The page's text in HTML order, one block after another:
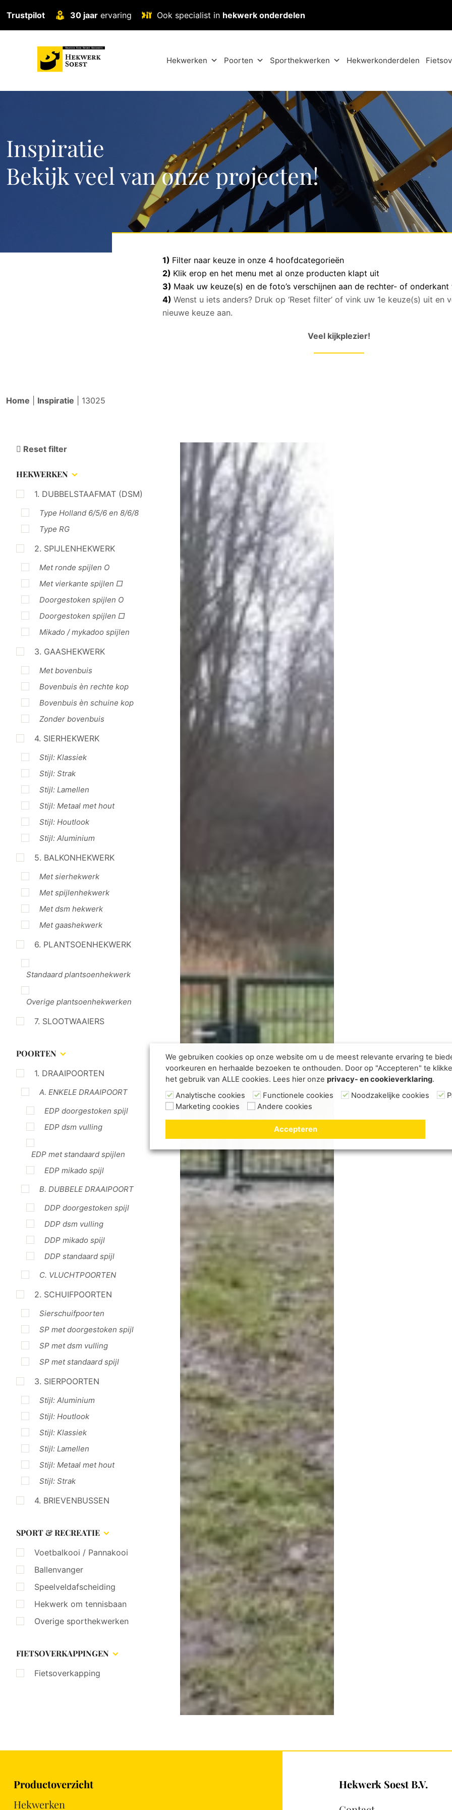
Trustpilot 30 jaar ervaring Ook specialist in hekwerk onderdelen
Hekwerken Poorten Sporthekwerken Hekwerkonderdelen
Inspiratie
Bekijk veel van onze projecten!
1) Filter naar keuze in onze 4 hoofdcategorieën
2) Klik erop en het menu met al onze producten klapt uit
3) Maak uw keuze(s) en de foto’s verschijnen aan de rechter- of onderkant
4) Wenst u iets anders? Druk op ‘Reset filter’ of vink uw 1e keuze(s) uit en
nieuwe keuze aan.
Veel kijkplezier!
Home Inspiratie 13025
Reset filter
HEKWERKEN
1. DUBBELSTAAFMAT (DSM)
Type Holland 6/5/6 en 8/6/8
Type RG
2. SPIJLENHEKWERK
Met ronde spijlen O
Met vierkante spijlen □
Doorgestoken spijlen O
Doorgestoken spijlen □
Mikado / mykadoo spijlen
3. GAASHEKWERK
Met bovenbuis
Bovenbuis èn rechte kop
Bovenbuis èn schuine kop
Zonder bovenbuis
4. SIERHEKWERK
Stijl: Klassiek
Stijl: Strak
Stijl: Lamellen
Stijl: Metaal met hout
Stijl: Houtlook
Stijl: Aluminium
5. BALKONHEKWERK
Met sierhekwerk
Met spijlenhekwerk
Met dsm hekwerk
Met gaashekwerk
6. PLANTSOENHEKWERK
Standaard plantsoenhekwerk
Overige plantsoenhekwerken
7. SLOOTWAAIERS
POORTEN
1. DRAAIPOORTEN
A. ENKELE DRAAIPOORT
EDP doorgestoken spijl
EDP dsm vulling
EDP met standaard spijlen
EDP mikado spijl
B. DUBBELE DRAAIPOORT
DDP doorgestoken spijl
DDP dsm vulling
DDP mikado spijl
DDP standaard spijl
C. VLUCHTPOORTEN
2. SCHUIFPOORTEN
Sierschuifpoorten
SP met doorgestoken spijl
SP met dsm vulling
SP met standaard spijl
3. SIERPOORTEN
Stijl: Aluminium
Stijl: Houtlook
Stijl: Klassiek
Stijl: Lamellen
Stijl: Metaal met hout
Stijl: Strak
4. BRIEVENBUSSEN
SPORT & RECREATIE
Voetbalkooi / Pannakooi
Ballenvanger
Speelveldafscheiding
Hekwerk om tennisbaan
Overige sporthekwerken
FIETSOVERKAPPINGEN
Fietsoverkapping
Productoverzicht
Hekwerken
Hekwerk Soest B.V.
We gebruiken cookies op onze website om u de meest relevante ervaring te
voorkeuren en herhaalde bezoeken te onthouden. Door op "Accepteren" te
het gebruik van ALLE cookies. Lees hier onze privacy- en cookieverklaring.
Analytische cookies
Functionele cookies Noodzakelijke cookies
Marketing cookies
Andere cookies
Accepteren